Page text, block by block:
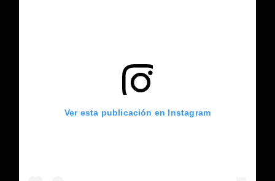
Ver esta publicación en Instagram